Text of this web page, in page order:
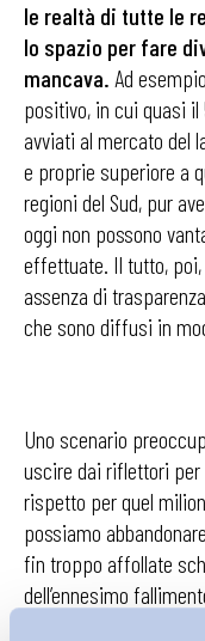
le realtà di tutte le
lo spazio per fare
mancava. Ad
positivo, in cui quasi
avviati al mercato del
e proprie superiore a
regioni del Sud, pur
oggi non possono
effettuate. Il tutto,
assenza di
che sono diffusi in
Uno scenario
uscire dai riflettori per
rispetto per quel
possiamo
fin troppo affollate
dell’ennesimo